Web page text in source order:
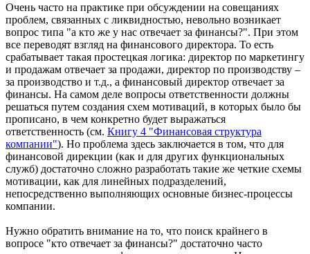
Очень часто на практике при обсуждении на совещаниях
проблем, связанных с ликвидностью, невольно возникает
вопрос типа "а кто же у нас отвечает за финансы?". При этом
все переводят взгляд на финансового директора. То есть
срабатывает такая простецкая логика: директор по маркетингу
и продажам отвечает за продажи, директор по производству –
за производство и т.д., а финансовый директор отвечает за
финансы. На самом деле вопросы ответственности должны
решаться путем создания схем мотиваций, в которых было бы
прописано, в чем конкретно будет выражаться
ответственность (см. Книгу 4 "Финансовая структура
компании"). Но проблема здесь заключается в том, что для
финансовой дирекции (как и для других функциональных
служб) достаточно сложно разработать такие же четкие схемы
мотивации, как для линейных подразделений,
непосредственно выполняющих основные бизнес-процессы
компании.
Нужно обратить внимание на то, что поиск крайнего в
вопросе "кто отвечает за финансы?" достаточно часто